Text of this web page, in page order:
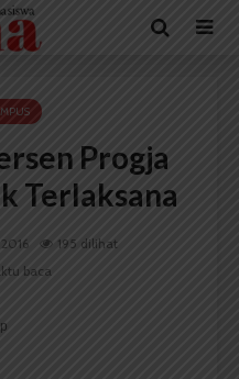
Progja
Terlaksana
195 dilihat
baca